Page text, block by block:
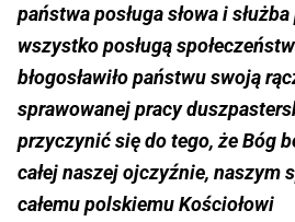
państwa posługa słowa i
wszystko posługą
błogosławiło państwu swoją
sprawowanej pracy
przyczynić się do tego, że Bóg
całej naszej ojczyźnie, naszym
całemu polskiemu Kościołowi